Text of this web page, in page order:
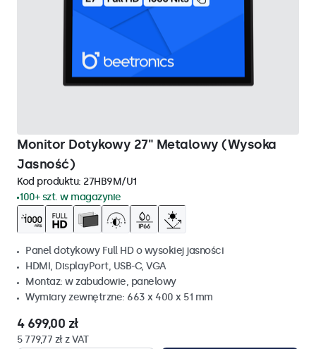
Monitor Dotykowy 27" Metalowy (Wysoka
Jasność)
Kod produktu: 27HB9M/U1
100+ szt. w magazynie
Panel dotykowy Full HD o wysokiej jasności
HDMI, DisplayPort, USB-C, VGA
Montaz: w zabudowie, panelowy
Wymiary zewnętrzne: 663 x 400 x 51 mm
4 699,00 zł
5 779,77 zł z VAT